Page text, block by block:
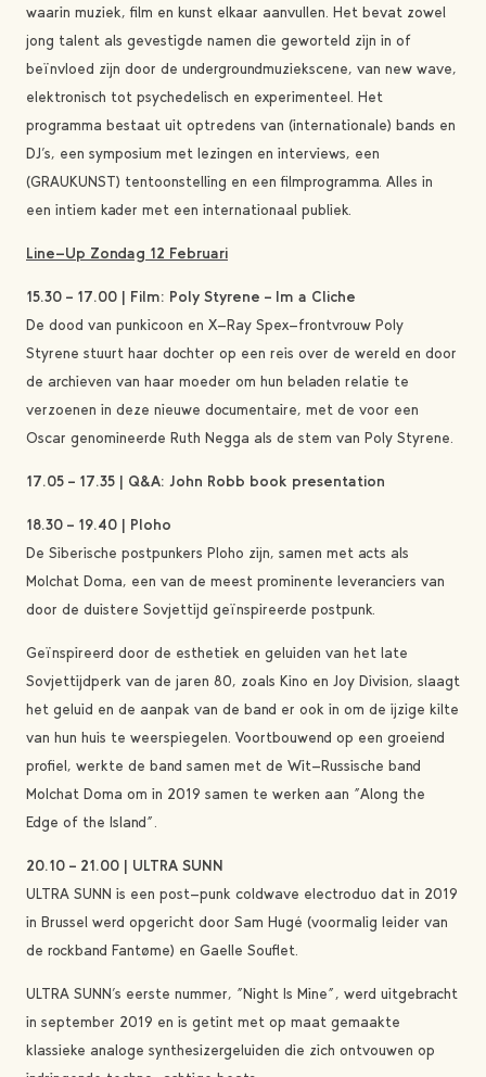
waarin muziek, film en kunst elkaar aanvullen. Het bevat zowel
jong talent als gevestigde namen die geworteld zijn in of
beïnvloed zijn door de undergroundmuziekscene, van new wave,
elektronisch tot psychedelisch en experimenteel. Het
programma bestaat uit optredens van (internationale) bands en
DJ’s, een symposium met lezingen en interviews, een
(GRAUKUNST) tentoonstelling en een filmprogramma. Alles in
een intiem kader met een internationaal publiek.
Line-Up Zondag 12 Februari
15.30 – 17.00 | Film: Poly Styrene – Im a Cliche
De dood van punkicoon en X-Ray Spex-frontvrouw Poly
Styrene stuurt haar dochter op een reis over de wereld en door
de archieven van haar moeder om hun beladen relatie te
verzoenen in deze nieuwe documentaire, met de voor een
Oscar genomineerde Ruth Negga als de stem van Poly Styrene.
17.05 – 17.35 | Q&A: John Robb book presentation
18.30 – 19.40 | Ploho
De Siberische postpunkers Ploho zijn, samen met acts als
Molchat Doma, een van de meest prominente leveranciers van
door de duistere Sovjettijd geïnspireerde postpunk.
Geïnspireerd door de esthetiek en geluiden van het late
Sovjettijdperk van de jaren 80, zoals Kino en Joy Division, slaagt
het geluid en de aanpak van de band er ook in om de ijzige kilte
van hun huis te weerspiegelen. Voortbouwend op een groeiend
profiel, werkte de band samen met de Wit-Russische band
Molchat Doma om in 2019 samen te werken aan “Along the
Edge of the Island”.
20.10 – 21.00 | ULTRA SUNN
ULTRA SUNN is een post-punk coldwave electroduo dat in 2019
in Brussel werd opgericht door Sam Hugé (voormalig leider van
de rockband Fantøme) en Gaelle Souflet.
ULTRA SUNN’s eerste nummer, “Night Is Mine”, werd uitgebracht
in september 2019 en is getint met op maat gemaakte
klassieke analoge synthesizergeluiden die zich ontvouwen op